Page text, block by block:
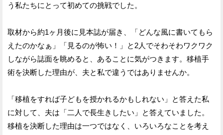
う私たちにとって初めての挑戦でした。
取材から約1ヶ月後に見本誌が届き、「どんな風に書いてもら
えたのかなぁ」「見るのが怖い！」と2人でそわそわワクワク
しながら誌面を眺めると、あることに気がつきます。移植手
術を決断した理由が、夫と私で違うではありませんか。
「移植をすれば子どもを授かれるかもしれない」と答えた私
に対して、夫は「二人で長生きしたい」と答えていました。
移植を決断した理由は一つではなく、いろいろなことを考え